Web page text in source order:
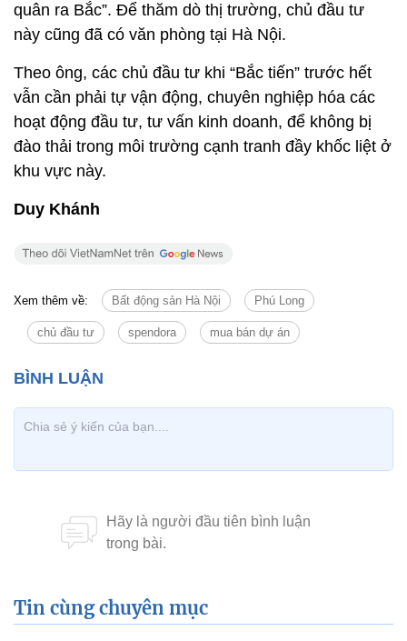
quân ra Bắc”. Để thăm dò thị trường, chủ đầu tư
này cũng đã có văn phòng tại Hà Nội.
Theo ông, các chủ đầu tư khi “Bắc tiến” trước hết
vẫn cần phải tự vận động, chuyên nghiệp hóa các
hoạt động đầu tư, tư vấn kinh doanh, để không bị
đào thải trong môi trường cạnh tranh đầy khốc liệt ở
khu vực này.
Duy Khánh
Xem thêm về: Bất động sản Hà Nội Phú Long
chủ đầu tư spendora mua bán dự án
Tin cùng chuyên mục